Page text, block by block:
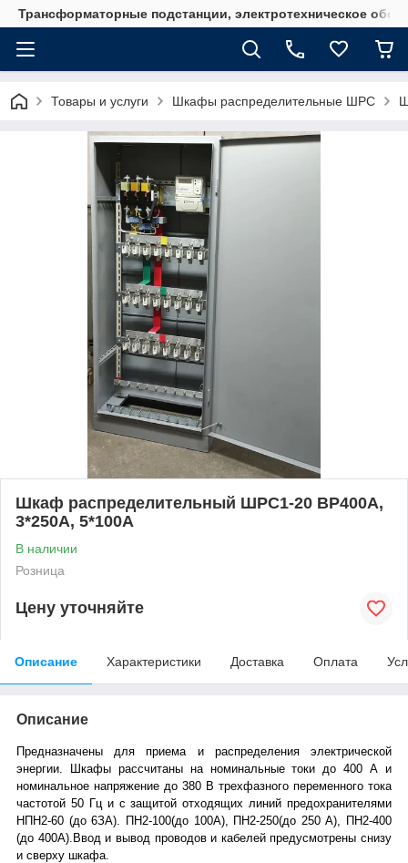
Трансформаторные подстанции, электротехническое
Товары и услуги Шкафы распределительные ШРС
Шкаф распределительный ШРС1-20 ВР400А,
3*250А, 5*100А
В наличии
Розница
Цену уточняйте
Описание Характеристики Доставка Оплата
Описание
Предназначены для приема и распределения электрической
энергии. Шкафы рассчитаны на номинальные токи до 400 А и
номинальное напряжение до 380 В трехфазного переменного тока
частотой 50 Гц и с защитой отходящих линий предохранителями
НПН2-60 (до 6ЗА). ПН2-100(до 100А), ПН2-250(до 250 А), ПН2-400
(до 400А).Ввод и вывод проводов и кабелей предусмотрены снизу
и сверху шкафа.